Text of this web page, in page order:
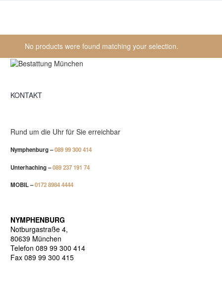
No products were found matching your selection.
KONTAKT
Rund um die Uhr für Sie erreichbar
Nymphenburg –089 99 300 414
Unterhaching –089 237 191 74
MOBIL –0172 8984 4444
NYMPHENBURG
Notburgastraße 4,
80639 München
Telefon 089 99 300 414
Fax 089 99 300 415